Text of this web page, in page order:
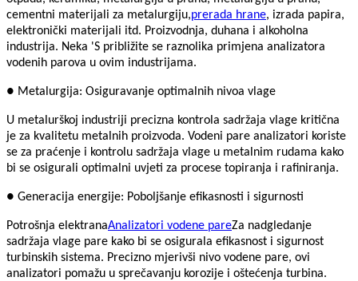
cementni materijali za metalurgiju,prerada hrane, izrada papira,
elektronički materijali itd. Proizvodnja, duhana i alkoholna
industrija. Neka 'S približite se raznolika primjena analizatora
vodenih parova u ovim industrijama.
● Metalurgija: Osiguravanje optimalnih nivoa vlage
U metalurškoj industriji precizna kontrola sadržaja vlage kritična
je za kvalitetu metalnih proizvoda. Vodeni pare analizatori koriste
se za praćenje i kontrolu sadržaja vlage u metalnim rudama kako
bi se osigurali optimalni uvjeti za procese topiranja i rafiniranja.
● Generacija energije: Poboljšanje efikasnosti i sigurnosti
Potrošnja elektranaAnalizatori vodene pareZa nadgledanje
sadržaja vlage pare kako bi se osigurala efikasnost i sigurnost
turbinskih sistema. Precizno mjerivši nivo vodene pare, ovi
analizatori pomažu u sprečavanju korozije i oštećenja turbina.